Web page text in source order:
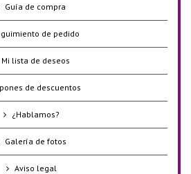
Guía de compra
de pedido
Mi lista de deseos
de descuentos
¿Hablamos?
Galería de fotos
Aviso legal